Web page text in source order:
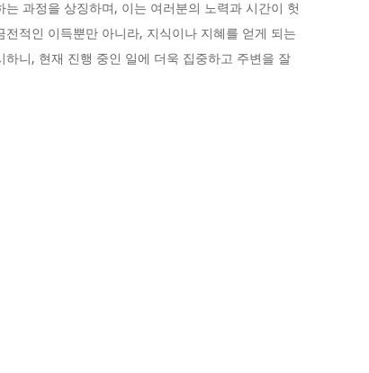
과정을 상징하며, 이는 여러분의 노력과 시간이 헛
적인 이득뿐만 아니라, 지식이나 지혜를 얻게 되는
니, 현재 진행 중인 일에 더욱 집중하고 주변을 잘